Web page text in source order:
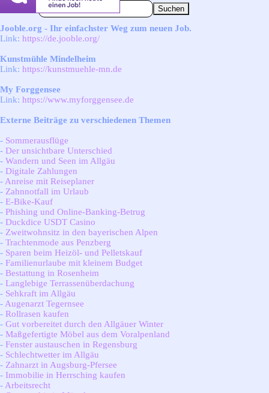
Suchen
Jooble.org - Ihr einfachster Weg zum neuen Job.
Link: https://de.jooble.org/
Kunstmühle Mindelheim
Link: https://kunstmuehle-mn.de
My Forggensee
Link: https://www.myforggensee.de
Externe Beiträge zu verschiedenen Themen
- Sommerausflüge
- Der unsichtbare Unterschied
- Wandern und Seen im Allgäu
- Digitale Zahlungen
- Anreise mit Reiseplaner
- Zahnnotfall im Urlaub
- E-Bike-Kauf
- Phishing und Online-Banking-Betrug
- Duckdice USDT Casino
- Zweitwohnsitz in den bayerischen Alpen
- Trachtenmode aus Penzberg
- Sparen beim Heizöl- und Pelletskauf
- Familienurlaube mit kleinem Budget
- Bestattung in Rosenheim
- Langlebige Terrassenüberdachung
- Sehkraft im Allgäu
- Augenarzt Tegernsee
- Rollrasen kaufen
- Gut vorbereitet durch den Allgäuer Winter
- Maßgefertigte Möbel aus dem Voralpenland
- Fenster austauschen in Regensburg
- Schlechtwetter im Allgäu
- Zahnarzt in Augsburg-Pfersee
- Immobilie in Herrsching kaufen
- Arbeitsrecht